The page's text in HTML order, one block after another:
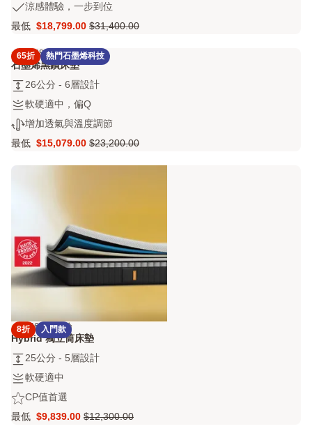
烯
黑
床
墊
搭
配
石
墨
烯
潔
墊
涼
感
體
驗，
一
到
位
涼感體驗，一步到位
最低
Price
$18,799.00
$18,799.00
原
價
$31,400.00
$31,400.00
65折 熱門石墨烯科技
4.3
out
of
5
686
評
4.3686 評論
石墨烯黑鑽床墊
26
公
分
-
6
26公分 - 6層設計
軟
硬
適
中，
軟硬適中，偏Q
增
加
透
節
增加透氣與溫度調節
最低
Price
$15,079.00
$15,079.00
原
價
$23,200.00
8折 入門款
4.2
out
of
5
6443
評
4.26443 評論
Hybrid 獨立筒床墊
25
公
分
-
5
25公分 - 5層設計
軟
硬
適
中
軟硬適中
CP
值
首
CP值首選
最低
Price
$9,839.00
原
$12,300.00